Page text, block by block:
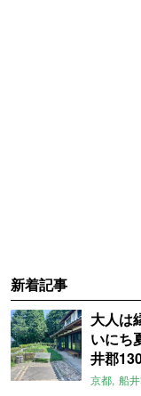
新着記事
大人は
いにち
井郡
京都 船